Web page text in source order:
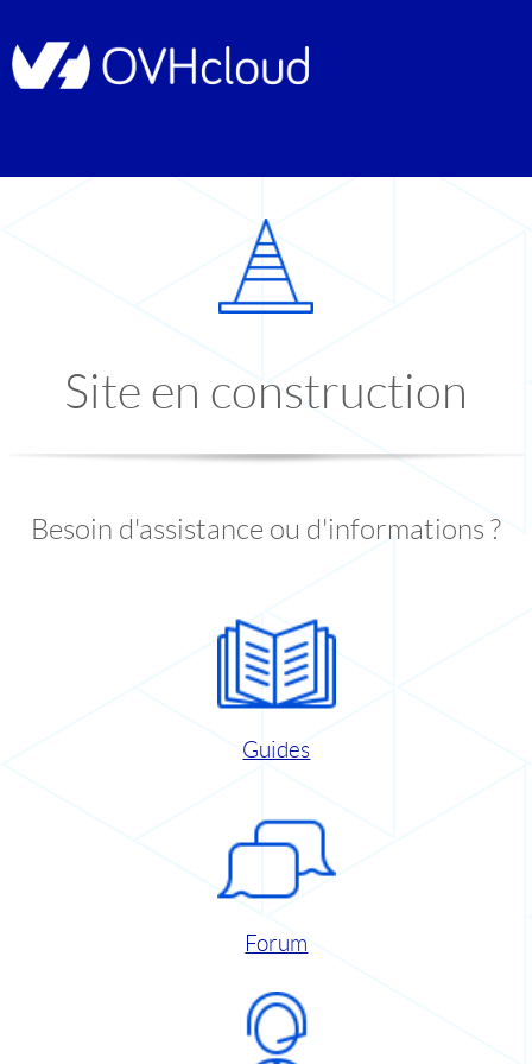
Site en construction
Besoin d'assistance ou d'informations ?
Guides
Forum